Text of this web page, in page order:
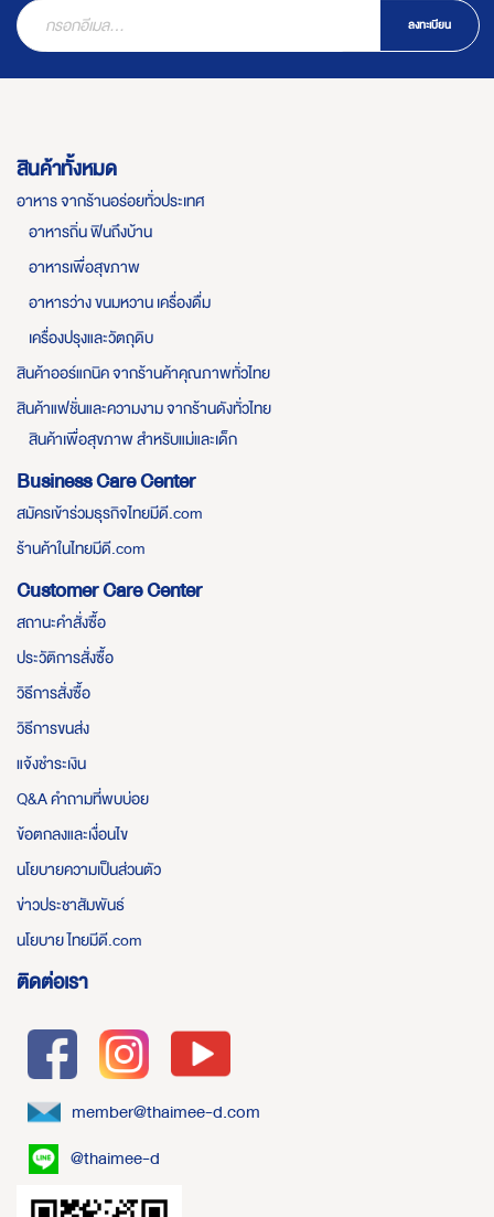
ลงทะเบียน
สินค้าทั้งหมด
อาหาร จากร้านอร่อยทั่วประเทศ
อาหารถิ่น ฟินถึงบ้าน
อาหารเพื่อสุขภาพ
อาหารว่าง ขนมหวาน เครื่องดื่ม
เครื่องปรุงและวัตถุดิบ
สินค้าออร์แกนิค จากร้านค้าคุณภาพทั่วไทย
สินค้าแฟชั่นและความงาม จากร้านดังทั่วไทย
สินค้าเพื่อสุขภาพ สำหรับแม่และเด็ก
Business Care Center
สมัครเข้าร่วมธุรกิจไทยมีดี.com
ร้านค้าในไทยมีดี.com
Customer Care Center
สถานะคำสั่งซื้อ
ประวัติการสั่งซื้อ
วิธีการสั่งซื้อ
วิธีการขนส่ง
แจ้งชำระเงิน
Q&A คำถามที่พบบ่อย
ข้อตกลงและเงื่อนไข
นโยบายความเป็นส่วนตัว
ข่าวประชาสัมพันธ์
นโยบาย ไทยมีดี.com
ติดต่อเรา
member@thaimee-d.com
@thaimee-d